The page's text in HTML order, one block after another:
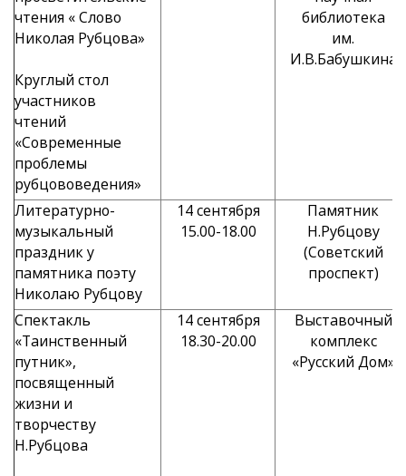
чтения « Слово
Николая Рубцова»
Круглый стол
участников
чтений
«Современные
проблемы
рубцововедения»
библиотека
им.
И.В.Бабушкина
Литературно-
музыкальный
праздник у
памятника поэту
Николаю Рубцову
14 сентября
15.00-18.00
Памятник
Н.Рубцову
(Советский
проспект)
Спектакль
«Таинственный
путник»,
посвященный
жизни и
творчеству
Н.Рубцова
14 сентября
18.30-20.00
Выставочный
комплекс
«Русский Дом»